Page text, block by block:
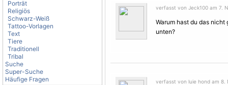
Porträt
Religiös
Schwarz-Weiß
Tattoo-Vorlagen
Text
Tiere
Traditionell
Tribal
Suche
Super-Suche
Häufige Fragen
verfasst von Jeck100 am 7.
Warum hast du das nicht
unten?
verfasst von luie hond am 8.